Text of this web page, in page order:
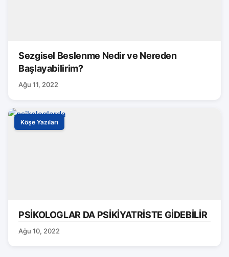
Sezgisel Beslenme Nedir ve Nereden
Başlayabilirim?
Ağu 11, 2022
Köşe Yazıları
PSİKOLOGLAR DA PSİKİYATRİSTE GİDEBİLİR
Ağu 10, 2022